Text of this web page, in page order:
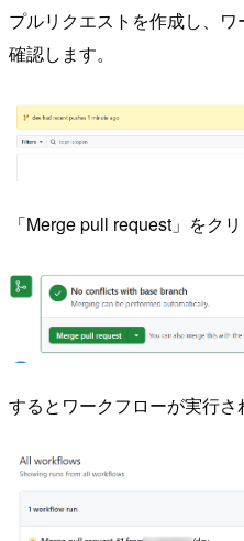
プルリクエストを作成し、
確認します。
「Merge pull request」をクリ
するとワークフローが実行さ